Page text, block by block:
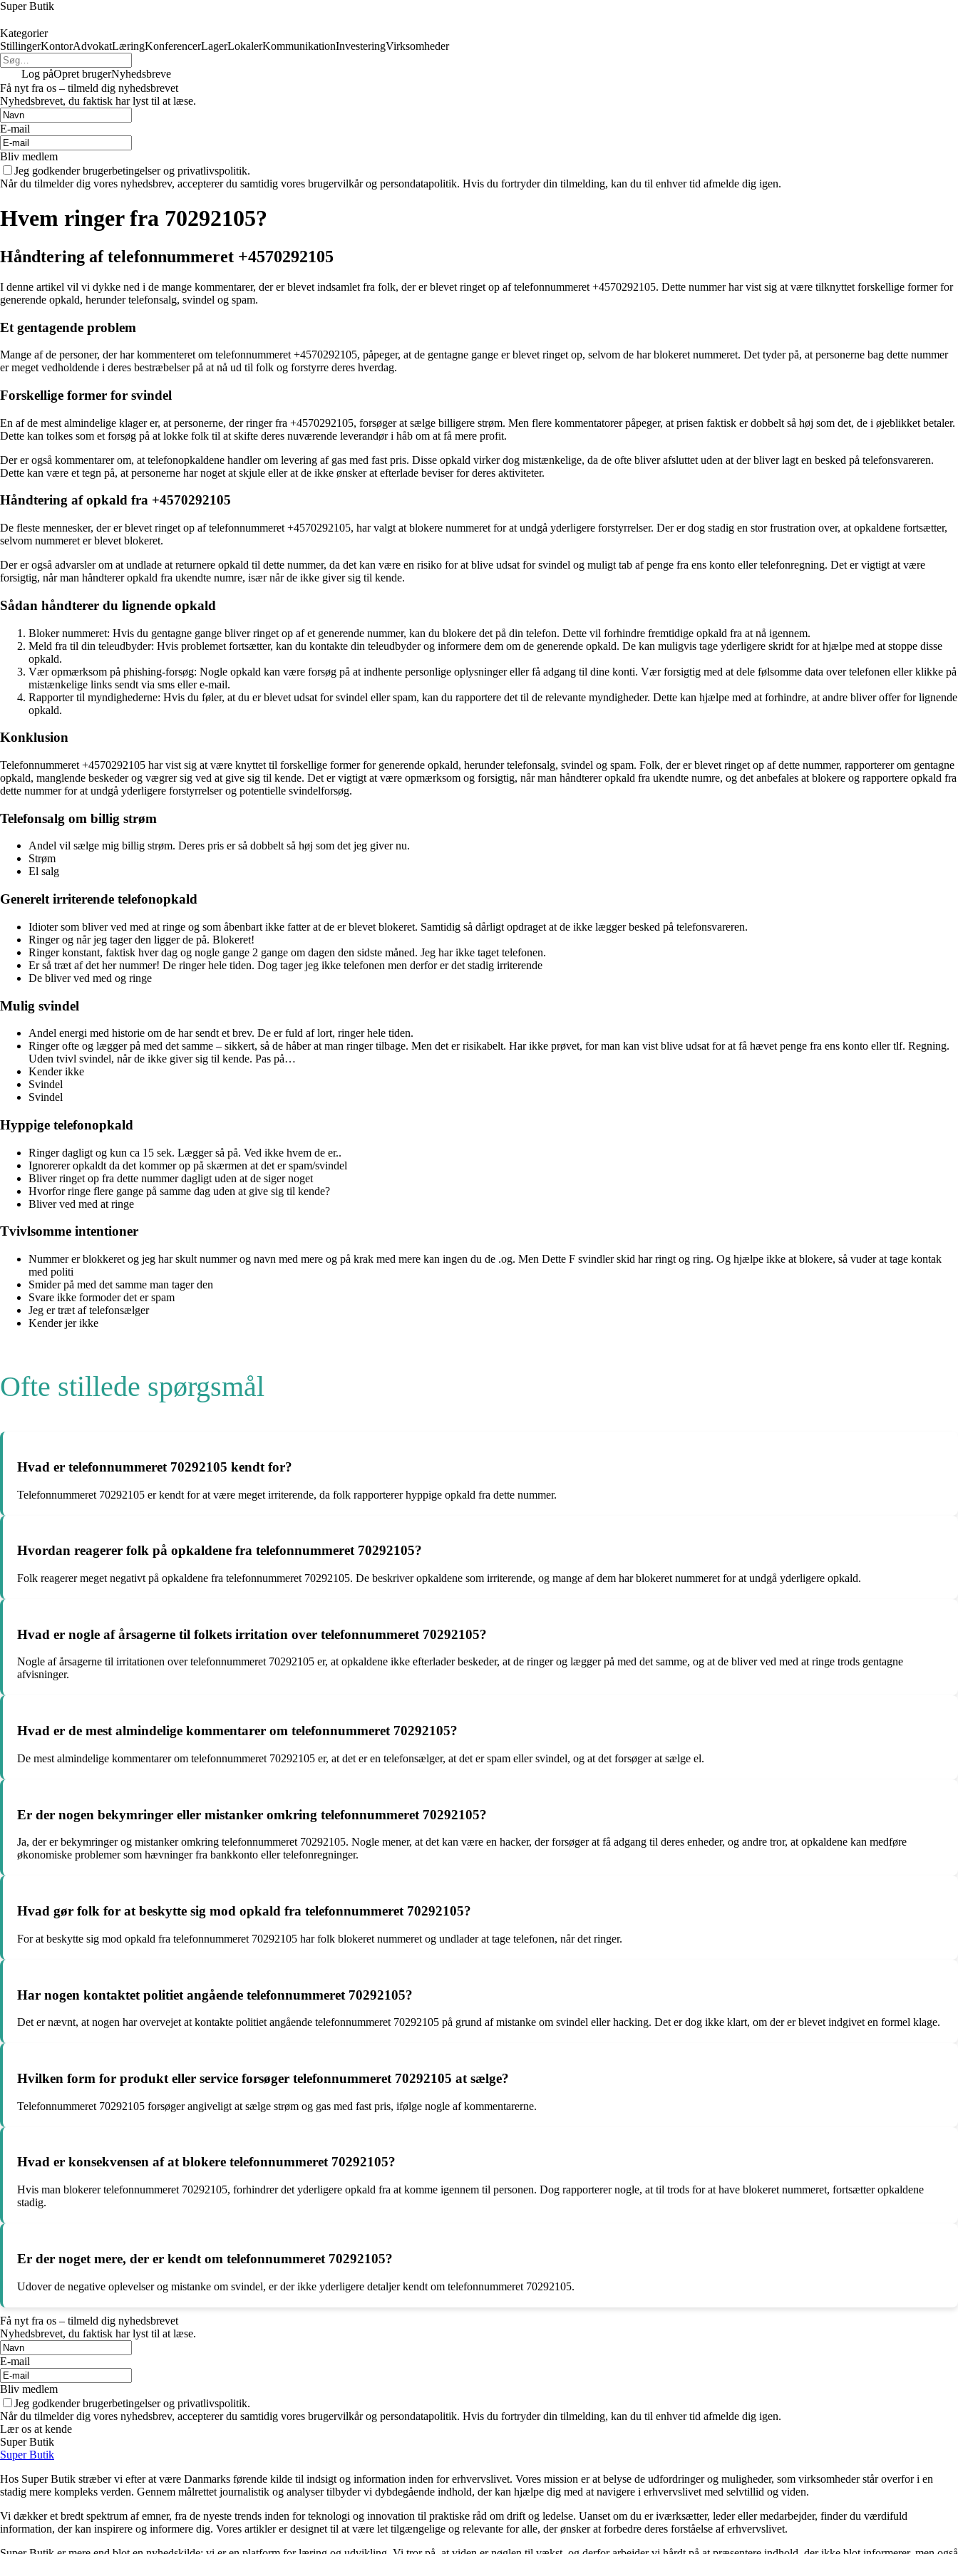
Super Butik
Kategorier
StillingerKontorAdvokatLæringKonferencerLagerLokalerKommunikationInvesteringVirksomheder
Log påOpret brugerNyhedsbreve
Få nyt fra os – tilmeld dig nyhedsbrevet
Nyhedsbrevet, du faktisk har lyst til at læse.
E-mail
Bliv medlem
Jeg godkender brugerbetingelser og privatlivspolitik.
Når du tilmelder dig vores nyhedsbrev, accepterer du samtidig vores brugervilkår og persondatapolitik. Hvis du fortryder din tilmelding, kan du til enhver tid afmelde dig igen.
Hvem ringer fra 70292105?
Håndtering af telefonnummeret +4570292105
I denne artikel vil vi dykke ned i de mange kommentarer, der er blevet indsamlet fra folk, der er blevet ringet op af telefonnummeret +4570292105. Dette nummer har vist sig at være tilknyttet forskellige former for
generende opkald, herunder telefonsalg, svindel og spam.
Et gentagende problem
Mange af de personer, der har kommenteret om telefonnummeret +4570292105, påpeger, at de gentagne gange er blevet ringet op, selvom de har blokeret nummeret. Det tyder på, at personerne bag dette nummer
er meget vedholdende i deres bestræbelser på at nå ud til folk og forstyrre deres hverdag.
Forskellige former for svindel
En af de mest almindelige klager er, at personerne, der ringer fra +4570292105, forsøger at sælge billigere strøm. Men flere kommentatorer påpeger, at prisen faktisk er dobbelt så høj som det, de i øjeblikket betaler.
Dette kan tolkes som et forsøg på at lokke folk til at skifte deres nuværende leverandør i håb om at få mere profit.
Der er også kommentarer om, at telefonopkaldene handler om levering af gas med fast pris. Disse opkald virker dog mistænkelige, da de ofte bliver afsluttet uden at der bliver lagt en besked på telefonsvareren.
Dette kan være et tegn på, at personerne har noget at skjule eller at de ikke ønsker at efterlade beviser for deres aktiviteter.
Håndtering af opkald fra +4570292105
De fleste mennesker, der er blevet ringet op af telefonnummeret +4570292105, har valgt at blokere nummeret for at undgå yderligere forstyrrelser. Der er dog stadig en stor frustration over, at opkaldene fortsætter,
selvom nummeret er blevet blokeret.
Der er også advarsler om at undlade at returnere opkald til dette nummer, da det kan være en risiko for at blive udsat for svindel og muligt tab af penge fra ens konto eller telefonregning. Det er vigtigt at være
forsigtig, når man håndterer opkald fra ukendte numre, især når de ikke giver sig til kende.
Sådan håndterer du lignende opkald
Bloker nummeret: Hvis du gentagne gange bliver ringet op af et generende nummer, kan du blokere det på din telefon. Dette vil forhindre fremtidige opkald fra at nå igennem.
Meld fra til din teleudbyder: Hvis problemet fortsætter, kan du kontakte din teleudbyder og informere dem om de generende opkald. De kan muligvis tage yderligere skridt for at hjælpe med at stoppe disse
opkald.
Vær opmærksom på phishing-forsøg: Nogle opkald kan være forsøg på at indhente personlige oplysninger eller få adgang til dine konti. Vær forsigtig med at dele følsomme data over telefonen eller klikke på
mistænkelige links sendt via sms eller e-mail.
Rapporter til myndighederne: Hvis du føler, at du er blevet udsat for svindel eller spam, kan du rapportere det til de relevante myndigheder. Dette kan hjælpe med at forhindre, at andre bliver offer for lignende
opkald.
Konklusion
Telefonnummeret +4570292105 har vist sig at være knyttet til forskellige former for generende opkald, herunder telefonsalg, svindel og spam. Folk, der er blevet ringet op af dette nummer, rapporterer om gentagne
opkald, manglende beskeder og vægrer sig ved at give sig til kende. Det er vigtigt at være opmærksom og forsigtig, når man håndterer opkald fra ukendte numre, og det anbefales at blokere og rapportere opkald fra
dette nummer for at undgå yderligere forstyrrelser og potentielle svindelforsøg.
Telefonsalg om billig strøm
Andel vil sælge mig billig strøm. Deres pris er så dobbelt så høj som det jeg giver nu.
Strøm
El salg
Generelt irriterende telefonopkald
Idioter som bliver ved med at ringe og som åbenbart ikke fatter at de er blevet blokeret. Samtidig så dårligt opdraget at de ikke lægger besked på telefonsvareren.
Ringer og når jeg tager den ligger de på. Blokeret!
Ringer konstant, faktisk hver dag og nogle gange 2 gange om dagen den sidste måned. Jeg har ikke taget telefonen.
Er så træt af det her nummer! De ringer hele tiden. Dog tager jeg ikke telefonen men derfor er det stadig irriterende
De bliver ved med og ringe
Mulig svindel
Andel energi med historie om de har sendt et brev. De er fuld af lort, ringer hele tiden.
Ringer ofte og lægger på med det samme – sikkert, så de håber at man ringer tilbage. Men det er risikabelt. Har ikke prøvet, for man kan vist blive udsat for at få hævet penge fra ens konto eller tlf. Regning.
Uden tvivl svindel, når de ikke giver sig til kende. Pas på…
Kender ikke
Svindel
Svindel
Hyppige telefonopkald
Ringer dagligt og kun ca 15 sek. Lægger så på. Ved ikke hvem de er..
Ignorerer opkaldt da det kommer op på skærmen at det er spam/svindel
Bliver ringet op fra dette nummer dagligt uden at de siger noget
Hvorfor ringe flere gange på samme dag uden at give sig til kende?
Bliver ved med at ringe
Tvivlsomme intentioner
Nummer er blokkeret og jeg har skult nummer og navn med mere og på krak med mere kan ingen du de .og. Men Dette F svindler skid har ringt og ring. Og hjælpe ikke at blokere, så vuder at tage kontak
med politi
Smider på med det samme man tager den
Svare ikke formoder det er spam
Jeg er træt af telefonsælger
Kender jer ikke
Ofte stillede spørgsmål
Hvad er telefonnummeret 70292105 kendt for?
Telefonnummeret 70292105 er kendt for at være meget irriterende, da folk rapporterer hyppige opkald fra dette nummer.
Hvordan reagerer folk på opkaldene fra telefonnummeret 70292105?
Folk reagerer meget negativt på opkaldene fra telefonnummeret 70292105. De beskriver opkaldene som irriterende, og mange af dem har blokeret nummeret for at undgå yderligere opkald.
Hvad er nogle af årsagerne til folkets irritation over telefonnummeret 70292105?
Nogle af årsagerne til irritationen over telefonnummeret 70292105 er, at opkaldene ikke efterlader beskeder, at de ringer og lægger på med det samme, og at de bliver ved med at ringe trods gentagne
afvisninger.
Hvad er de mest almindelige kommentarer om telefonnummeret 70292105?
De mest almindelige kommentarer om telefonnummeret 70292105 er, at det er en telefonsælger, at det er spam eller svindel, og at det forsøger at sælge el.
Er der nogen bekymringer eller mistanker omkring telefonnummeret 70292105?
Ja, der er bekymringer og mistanker omkring telefonnummeret 70292105. Nogle mener, at det kan være en hacker, der forsøger at få adgang til deres enheder, og andre tror, at opkaldene kan medføre
økonomiske problemer som hævninger fra bankkonto eller telefonregninger.
Hvad gør folk for at beskytte sig mod opkald fra telefonnummeret 70292105?
For at beskytte sig mod opkald fra telefonnummeret 70292105 har folk blokeret nummeret og undlader at tage telefonen, når det ringer.
Har nogen kontaktet politiet angående telefonnummeret 70292105?
Det er nævnt, at nogen har overvejet at kontakte politiet angående telefonnummeret 70292105 på grund af mistanke om svindel eller hacking. Det er dog ikke klart, om der er blevet indgivet en formel klage.
Hvilken form for produkt eller service forsøger telefonnummeret 70292105 at sælge?
Telefonnummeret 70292105 forsøger angiveligt at sælge strøm og gas med fast pris, ifølge nogle af kommentarerne.
Hvad er konsekvensen af at blokere telefonnummeret 70292105?
Hvis man blokerer telefonnummeret 70292105, forhindrer det yderligere opkald fra at komme igennem til personen. Dog rapporterer nogle, at til trods for at have blokeret nummeret, fortsætter opkaldene
stadig.
Er der noget mere, der er kendt om telefonnummeret 70292105?
Udover de negative oplevelser og mistanke om svindel, er der ikke yderligere detaljer kendt om telefonnummeret 70292105.
Få nyt fra os – tilmeld dig nyhedsbrevet
Nyhedsbrevet, du faktisk har lyst til at læse.
E-mail
Bliv medlem
Jeg godkender brugerbetingelser og privatlivspolitik.
Når du tilmelder dig vores nyhedsbrev, accepterer du samtidig vores brugervilkår og persondatapolitik. Hvis du fortryder din tilmelding, kan du til enhver tid afmelde dig igen.
Lær os at kende
Super Butik
Super Butik
Hos Super Butik stræber vi efter at være Danmarks førende kilde til indsigt og information inden for erhvervslivet. Vores mission er at belyse de udfordringer og muligheder, som virksomheder står overfor i en
stadig mere kompleks verden. Gennem målrettet journalistik og analyser tilbyder vi dybdegående indhold, der kan hjælpe dig med at navigere i erhvervslivet med selvtillid og viden.
Vi dækker et bredt spektrum af emner, fra de nyeste trends inden for teknologi og innovation til praktiske råd om drift og ledelse. Uanset om du er iværksætter, leder eller medarbejder, finder du værdifuld
information, der kan inspirere og informere dig. Vores artikler er designet til at være let tilgængelige og relevante for alle, der ønsker at forbedre deres forståelse af erhvervslivet.